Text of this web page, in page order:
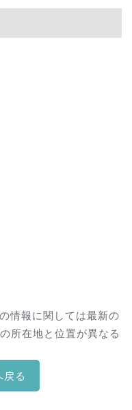
情報に関しては最新の
所在地と位置が異なる
る